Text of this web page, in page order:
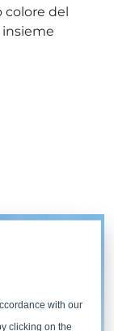
del
insieme
with our
clicking on the